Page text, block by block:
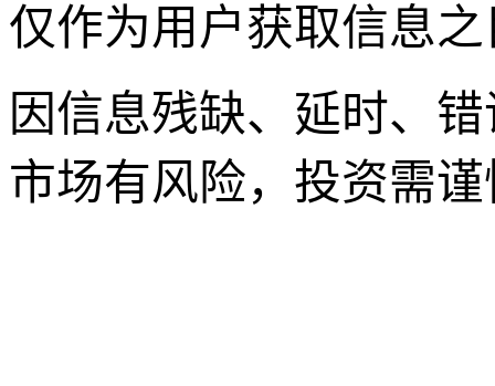
仅作为用户获取信息
因信息残缺、延时、
市场有风险，投资需